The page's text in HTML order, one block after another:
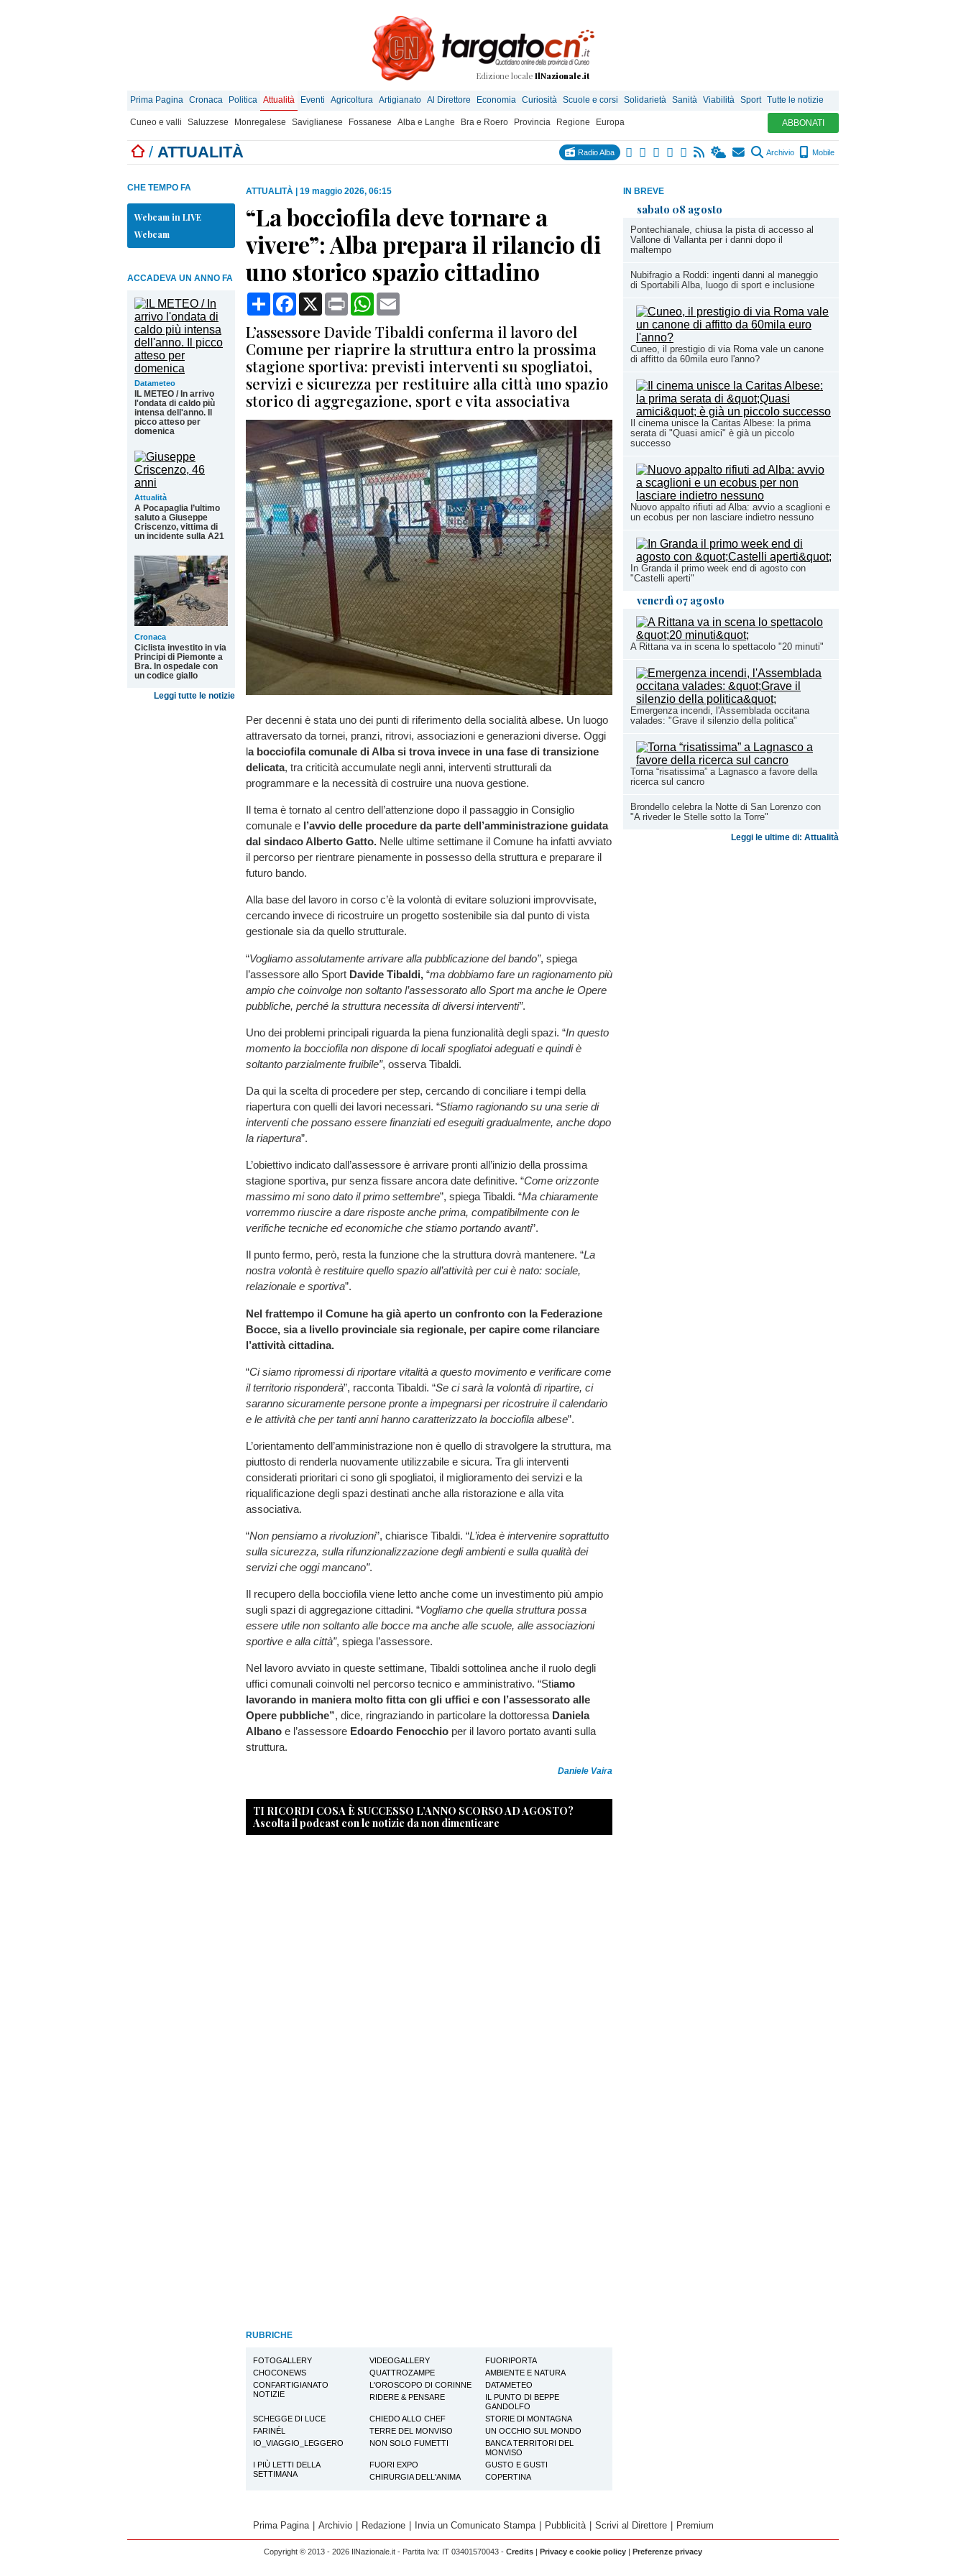
Edizione locale IlNazionale.it
Prima Pagina Cronaca Politica Attualità Eventi Agricoltura Artigianato Al Direttore Economia Curiosità Scuole e corsi Solidarietà Sanità Viabilità Sport Tutte le notizie
Cuneo e valli Saluzzese Monregalese Saviglianese Fossanese Alba e Langhe Bra e Roero Provincia Regione Europa ABBONATI
/ ATTUALITÀ Radio Alba Archivio Mobile
IN BREVE
sabato 08 agosto
Pontechianale, chiusa la pista di accesso al
Vallone di Vallanta per i danni dopo il
maltempo
Nubifragio a Roddi: ingenti danni al maneggio
di Sportabili Alba, luogo di sport e inclusione
Cuneo, il prestigio di via Roma vale un canone
di affitto da 60mila euro l'anno?
Il cinema unisce la Caritas Albese: la prima
serata di "Quasi amici" è già un piccolo
successo
Nuovo appalto rifiuti ad Alba: avvio a scaglioni e
un ecobus per non lasciare indietro nessuno
In Granda il primo week end di agosto con
"Castelli aperti"
venerdì 07 agosto
A Rittana va in scena lo spettacolo "20 minuti"
Emergenza incendi, l'Assemblada occitana
valades: "Grave il silenzio della politica"
Torna “risatissima” a Lagnasco a favore della
ricerca sul cancro
Brondello celebra la Notte di San Lorenzo con
"A riveder le Stelle sotto la Torre"
Leggi le ultime di: Attualità
CHE TEMPO FA
Webcam in LIVE
Webcam
ACCADEVA UN ANNO FA
Datameteo
IL METEO / In arrivo
l'ondata di caldo più
intensa dell'anno. Il
picco atteso per
domenica
Attualità
A Pocapaglia l’ultimo
saluto a Giuseppe
Criscenzo, vittima di
un incidente sulla A21
Cronaca
Ciclista investito in via
Principi di Piemonte a
Bra. In ospedale con
un codice giallo
Leggi tutte le notizie
ATTUALITÀ 19 maggio 2026, 06:15
“La bocciofila deve tornare a
vivere”: Alba prepara il rilancio di
uno storico spazio cittadino
CondividiFacebook
X Print WhatsApp
L’assessore Davide Tibaldi conferma il lavoro del
Comune per riaprire la struttura entro la prossima
stagione sportiva: previsti interventi su spogliatoi,
servizi e sicurezza per restituire alla città uno spazio
storico di aggregazione, sport e vita associativa
Per decenni è stata uno dei punti di riferimento della socialità albese. Un luogo
attraversato da tornei, pranzi, ritrovi, associazioni e generazioni diverse. Oggi
la bocciofila comunale di Alba si trova invece in una fase di transizione
delicata, tra criticità accumulate negli anni, interventi strutturali da
programmare e la necessità di costruire una nuova gestione.
Il tema è tornato al centro dell’attenzione dopo il passaggio in Consiglio
comunale e l’avvio delle procedure da parte dell’amministrazione guidata
dal sindaco Alberto Gatto. Nelle ultime settimane il Comune ha infatti avviato
il percorso per rientrare pienamente in possesso della struttura e preparare il
futuro bando.
Alla base del lavoro in corso c’è la volontà di evitare soluzioni improvvisate,
cercando invece di ricostruire un progetto sostenibile sia dal punto di vista
gestionale sia da quello strutturale.
“Vogliamo assolutamente arrivare alla pubblicazione del bando”, spiega
l’assessore allo Sport Davide Tibaldi, “ma dobbiamo fare un ragionamento più
ampio che coinvolge non soltanto l’assessorato allo Sport ma anche le Opere
pubbliche, perché la struttura necessita di diversi interventi”.
Uno dei problemi principali riguarda la piena funzionalità degli spazi. “In questo
momento la bocciofila non dispone di locali spogliatoi adeguati e quindi è
soltanto parzialmente fruibile”, osserva Tibaldi.
Da qui la scelta di procedere per step, cercando di conciliare i tempi della
riapertura con quelli dei lavori necessari. “Stiamo ragionando su una serie di
interventi che possano essere finanziati ed eseguiti gradualmente, anche dopo
la riapertura”.
L’obiettivo indicato dall’assessore è arrivare pronti all’inizio della prossima
stagione sportiva, pur senza fissare ancora date definitive. “Come orizzonte
massimo mi sono dato il primo settembre”, spiega Tibaldi. “Ma chiaramente
vorremmo riuscire a dare risposte anche prima, compatibilmente con le
verifiche tecniche ed economiche che stiamo portando avanti”.
Il punto fermo, però, resta la funzione che la struttura dovrà mantenere. “La
nostra volontà è restituire quello spazio all’attività per cui è nato: sociale,
relazionale e sportiva”.
Nel frattempo il Comune ha già aperto un confronto con la Federazione
Bocce, sia a livello provinciale sia regionale, per capire come rilanciare
l’attività cittadina.
“Ci siamo ripromessi di riportare vitalità a questo movimento e verificare come
il territorio risponderà”, racconta Tibaldi. “Se ci sarà la volontà di ripartire, ci
saranno sicuramente persone pronte a impegnarsi per ricostruire il calendario
e le attività che per tanti anni hanno caratterizzato la bocciofila albese”.
L’orientamento dell’amministrazione non è quello di stravolgere la struttura, ma
piuttosto di renderla nuovamente utilizzabile e sicura. Tra gli interventi
considerati prioritari ci sono gli spogliatoi, il miglioramento dei servizi e la
riqualificazione degli spazi destinati anche alla ristorazione e alla vita
associativa.
“Non pensiamo a rivoluzioni”, chiarisce Tibaldi. “L’idea è intervenire soprattutto
sulla sicurezza, sulla rifunzionalizzazione degli ambienti e sulla qualità dei
servizi che oggi mancano”.
Il recupero della bocciofila viene letto anche come un investimento più ampio
sugli spazi di aggregazione cittadini. “Vogliamo che quella struttura possa
essere utile non soltanto alle bocce ma anche alle scuole, alle associazioni
sportive e alla città”, spiega l’assessore.
Nel lavoro avviato in queste settimane, Tibaldi sottolinea anche il ruolo degli
uffici comunali coinvolti nel percorso tecnico e amministrativo. “Stiamo
lavorando in maniera molto fitta con gli uffici e con l’assessorato alle
Opere pubbliche”, dice, ringraziando in particolare la dottoressaDaniela
Albano e l’assessore Edoardo Fenocchio per il lavoro portato avanti sulla
struttura.
Daniele Vaira
TI RICORDI COSA È SUCCESSO L’ANNO SCORSO AD AGOSTO?
Ascolta il podcast con le notizie da non dimenticare
RUBRICHE
FOTOGALLERY VIDEOGALLERY
FUORIPORTA
CHOCONEWS
QUATTROZAMPE
AMBIENTE E NATURA
CONFARTIGIANATO
NOTIZIE
L'OROSCOPO DI CORINNE
DATAMETEO
RIDERE & PENSARE
IL PUNTO DI BEPPE
GANDOLFO
SCHEGGE DI LUCE
CHIEDO ALLO CHEF
STORIE DI MONTAGNA
FARINÉL
TERRE DEL MONVISO
UN OCCHIO SUL MONDO
IO_VIAGGIO_LEGGERO
NON SOLO FUMETTI
BANCA TERRITORI DEL
MONVISO
I PIÙ LETTI DELLA
SETTIMANA
FUORI EXPO
GUSTO E GUSTI
CHIRURGIA DELL'ANIMA
COPERTINA
Prima Pagina | Archivio | Redazione | Invia un Comunicato Stampa | Pubblicità | Scrivi al Direttore | Premium
Copyright © 2013 - 2026 IlNazionale.it - Partita Iva: IT 03401570043 - Credits | Privacy e cookie policy | Preferenze privacy